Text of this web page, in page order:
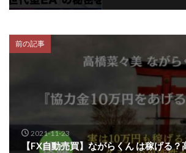
前の記事
2021-11-23
【FX自動売買】ながらくん は稼げる